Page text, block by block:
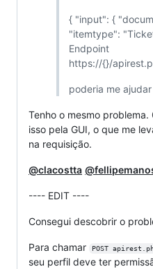
{ "input": {
"itemtype":
Endpoint
https://{}/
poderia me ajudar
Tenho o mesmo
isso pela GUI, o que me
na requisição.
@clacostta
---- EDIT ----
Consegui descobrir o
Para chamar POST
seu perfil deve ter